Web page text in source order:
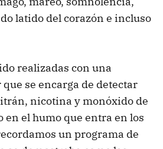
latido del corazón e incluso
realizadas con una
se encarga de detectar
nicotina y monóxido de
en el humo que entra en los
un programa de